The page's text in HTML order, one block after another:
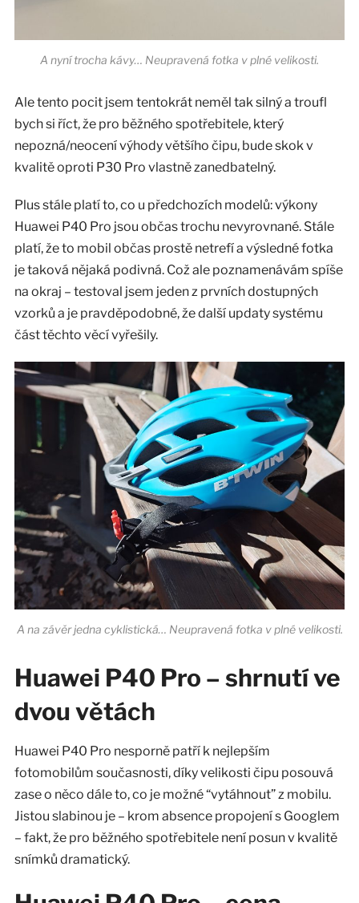
A nyní trocha kávy… Neupravená fotka v plné velikosti.
Ale tento pocit jsem tentokrát neměl tak silný a troufl
bych si říct, že pro běžného spotřebitele, který
nepozná/neocení výhody většího čipu, bude skok v
kvalitě oproti P30 Pro vlastně zanedbatelný.
Plus stále platí to, co u předchozích modelů: výkony
Huawei P40 Pro jsou občas trochu nevyrovnané. Stále
platí, že to mobil občas prostě netrefí a výsledné fotka
je taková nějaká podivná. Což ale poznamenávám spíše
na okraj – testoval jsem jeden z prvních dostupných
vzorků a je pravděpodobné, že další updaty systému
část těchto věcí vyřešily.
A na závěr jedna cyklistická… Neupravená fotka v plné velikosti.
Huawei P40 Pro – shrnutí ve
dvou větách
Huawei P40 Pro nesporně patří k nejlepším
fotomobilům současnosti, díky velikosti čipu posouvá
zase o něco dále to, co je možné “vytáhnout” z mobilu.
Jistou slabinou je – krom absence propojení s Googlem
– fakt, že pro běžného spotřebitele není posun v kvalitě
snímků dramatický.